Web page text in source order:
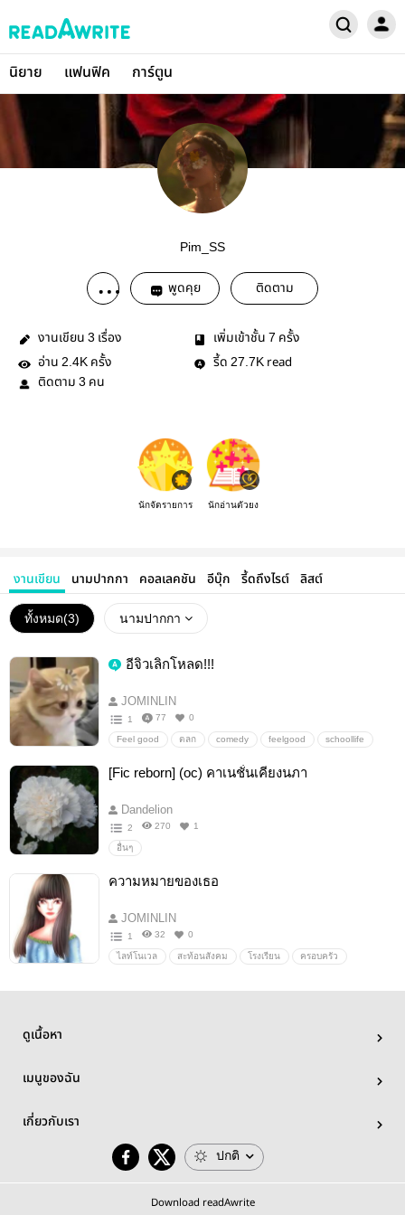
นิยาย แฟนฟิค การ์ตูน
Pim_SS
พูดคุย ติดตาม
งานเขียน 3 เรื่อง เพิ่มเข้าชั้น 7 ครั้ง
อ่าน 2.4K ครั้ง รี้ด 27.7K read
ติดตาม 3 คน
นักจัดรายการ นักอ่านตัวยง
งานเขียน นามปากกา คอลเลคชัน อีบุ๊ก รี้ดถึงไรต์ ลิสต์
ทั้งหมด(3) นามปากกา
อีจิวเลิกโหลด!!!
JOMINLIN
1 77 0
Feel good ตลก comedy feelgood schoollife
[Fic reborn] (oc) คาเนชั่นเคียงนภา
Dandelion
2 270 1
อื่นๆ
ความหมายของเธอ
JOMINLIN
1 32 0
ไลท์โนเวล สะท้อนสังคม โรงเรียน ครอบครัว
ดูเนื้อหา
เมนูของฉัน
เกี่ยวกับเรา
ปกติ
Download readAwrite